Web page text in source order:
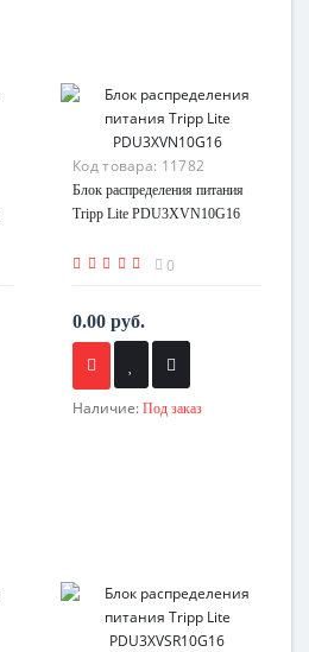
Код товара: 11782
Блок распределения питания
Tripp Lite PDU3XVN10G16
0
0.00 руб.
Наличие: Под заказ